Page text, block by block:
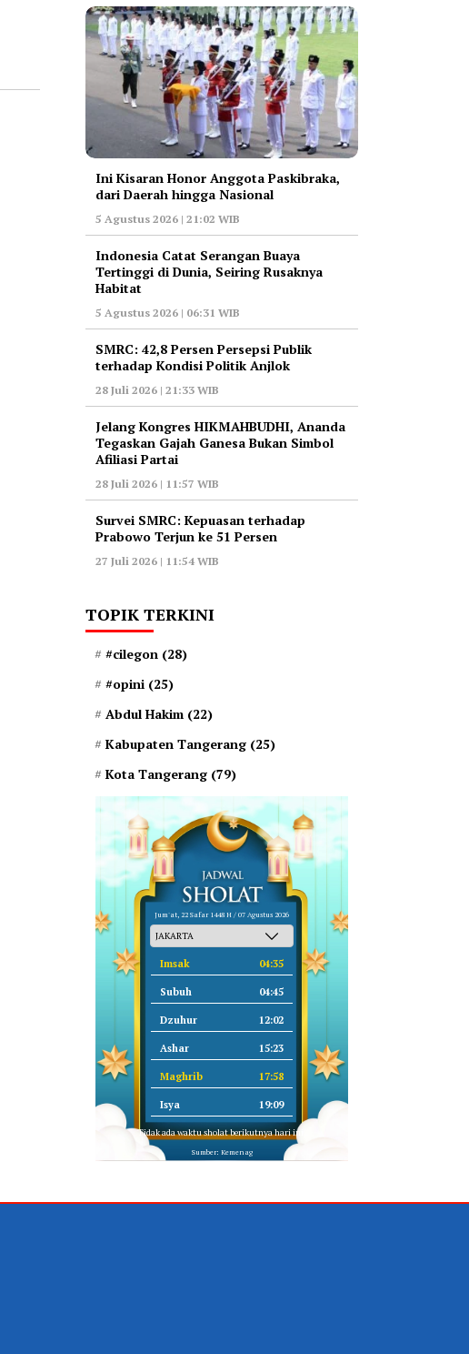
Ini Kisaran Honor Anggota Paskibraka,
dari Daerah hingga Nasional
5 Agustus 2026 | 21:02 WIB
Indonesia Catat Serangan Buaya
Tertinggi di Dunia, Seiring Rusaknya
Habitat
5 Agustus 2026 | 06:31 WIB
‎SMRC: 42,8 Persen Persepsi Publik
terhadap Kondisi Politik Anjlok
28 Juli 2026 | 21:33 WIB
‎Jelang Kongres HIKMAHBUDHI, Ananda
Tegaskan Gajah Ganesa Bukan Simbol
Afiliasi Partai
28 Juli 2026 | 11:57 WIB
‎Survei SMRC: Kepuasan terhadap
Prabowo Terjun ke 51 Persen
27 Juli 2026 | 11:54 WIB
TOPIK TERKINI
#cilegon (28)
#opini (25)
Abdul Hakim (22)
Kabupaten Tangerang (25)
Kota Tangerang (79)
Jum'at, 22 Safar 1448 H / 07 Agustus 2026
Imsak 04:35
Subuh 04:45
Dzuhur 12:02
Ashar 15:23
Maghrib 17:58
Isya 19:09
Tidak ada waktu sholat berikutnya hari ini.
Sumber: Kemenag